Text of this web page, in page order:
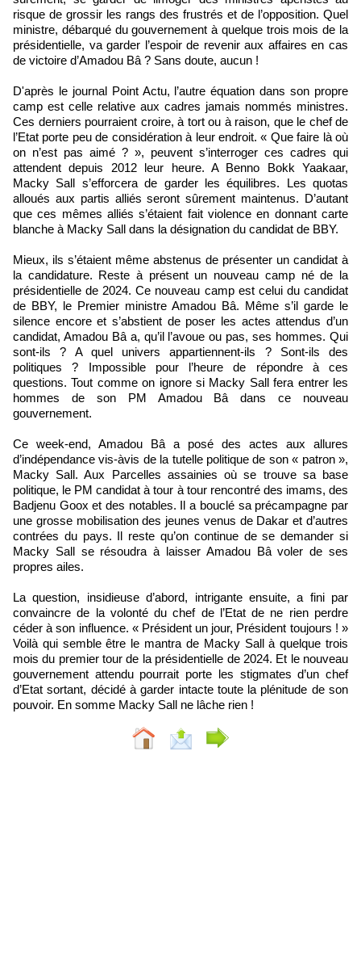
risque de grossir les rangs des frustrés et de l’opposition. Quel
ministre, débarqué du gouvernement à quelque trois mois de la
présidentielle, va garder l’espoir de revenir aux affaires en cas
de victoire d’Amadou Bâ ? Sans doute, aucun !
D'après le journal Point Actu, l’autre équation dans son propre
camp est celle relative aux cadres jamais nommés ministres.
Ces derniers pourraient croire, à tort ou à raison, que le chef de
l’Etat porte peu de considération à leur endroit. « Que faire là où
on n’est pas aimé ? », peuvent s’interroger ces cadres qui
attendent depuis 2012 leur heure. A Benno Bokk Yaakaar,
Macky Sall s’efforcera de garder les équilibres. Les quotas
alloués aux partis alliés seront sûrement maintenus. D’autant
que ces mêmes alliés s’étaient fait violence en donnant carte
blanche à Macky Sall dans la désignation du candidat de BBY.
Mieux, ils s’étaient même abstenus de présenter un candidat à
la candidature. Reste à présent un nouveau camp né de la
présidentielle de 2024. Ce nouveau camp est celui du candidat
de BBY, le Premier ministre Amadou Bâ. Même s’il garde le
silence encore et s’abstient de poser les actes attendus d’un
candidat, Amadou Bâ a, qu’il l’avoue ou pas, ses hommes. Qui
sont-ils ? A quel univers appartiennent-ils ? Sont-ils des
politiques ? Impossible pour l’heure de répondre à ces
questions. Tout comme on ignore si Macky Sall fera entrer les
hommes de son PM Amadou Bâ dans ce nouveau
gouvernement.
Ce week-end, Amadou Bâ a posé des actes aux allures
d’indépendance vis-àvis de la tutelle politique de son « patron »,
Macky Sall. Aux Parcelles assainies où se trouve sa base
politique, le PM candidat à tour à tour rencontré des imams, des
Badjenu Goox et des notables. Il a bouclé sa précampagne par
une grosse mobilisation des jeunes venus de Dakar et d’autres
contrées du pays. Il reste qu’on continue de se demander si
Macky Sall se résoudra à laisser Amadou Bâ voler de ses
propres ailes.
La question, insidieuse d’abord, intrigante ensuite, a fini par
convaincre de la volonté du chef de l’Etat de ne rien perdre
céder à son influence. « Président un jour, Président toujours ! »
Voilà qui semble être le mantra de Macky Sall à quelque trois
mois du premier tour de la présidentielle de 2024. Et le nouveau
gouvernement attendu pourrait porte les stigmates d’un chef
d’Etat sortant, décidé à garder intacte toute la plénitude de son
pouvoir. En somme Macky Sall ne lâche rien !